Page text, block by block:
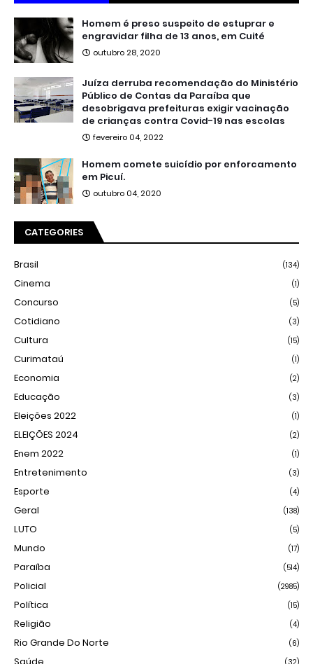
Homem é preso suspeito de estuprar e
engravidar filha de 13 anos, em Cuité
outubro 28, 2020
Juíza derruba recomendação do Ministério
Público de Contas da Paraíba que
desobrigava prefeituras exigir vacinação
de crianças contra Covid-19 nas escolas
fevereiro 04, 2022
Homem comete suicídio por enforcamento
em Picuí.
outubro 04, 2020
CATEGORIES
Brasil (134)
Cinema (1)
Concurso (5)
Cotidiano (3)
Cultura (15)
Curimataú (1)
Economia (2)
Educação (3)
Eleições 2022 (1)
ELEIÇÕES 2024 (2)
Enem 2022 (1)
Entretenimento (3)
Esporte (4)
Geral (138)
LUTO (5)
Mundo (17)
Paraíba (514)
Policial (2985)
Política (15)
Religião (4)
Rio Grande Do Norte (6)